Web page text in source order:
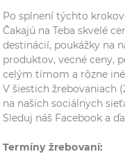
Po splnení týchto
Čakajú na Teba skvelé
destinácií, poukážky na
produktov, vecné ceny,
celým tímom a rôzne
V šiestich žrebovaniach
na našich sociálnych
Sleduj náš Facebook a
Termíny žrebovaní: